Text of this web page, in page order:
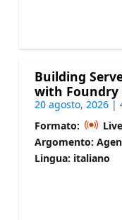
Building
with Foundry
20 agosto, 2026 |
Formato:
Argomento:
Lingua: italiano